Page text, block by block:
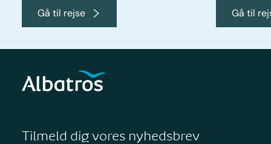
Gå til rejse Gå til
Tilmeld dig vores nyhedsbrev